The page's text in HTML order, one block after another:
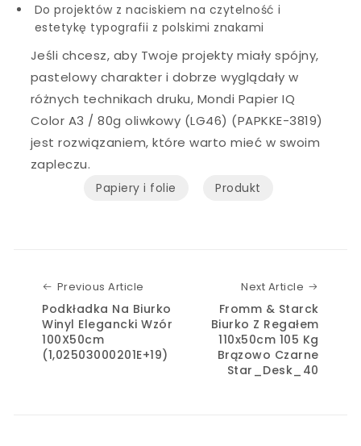
Do projektów z naciskiem na czytelność i
estetykę typografii z polskimi znakami
Jeśli chcesz, aby Twoje projekty miały spójny,
pastelowy charakter i dobrze wyglądały w
różnych technikach druku, Mondi Papier IQ
Color A3 / 80g oliwkowy (LG46) (PAPKKE-3819)
jest rozwiązaniem, które warto mieć w swoim
zapleczu.
Papiery i folie Produkt
Previous Article
Podkładka Na Biurko
Winyl Elegancki Wzór
100X50cm
(1,02503000201E+19)
Next Article
Fromm & Starck
Biurko Z Regałem
110x50cm 105 Kg
Brązowo Czarne
Star_Desk_40